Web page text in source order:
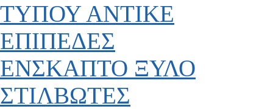
ΤΥΠΟΥ ΑΝΤΙΚΕ
ΕΠΙΠΕΔΕΣ
ΕΝΣΚΑΠΤΟ ΞΥΛΟ
ΣΤΙΛΒΩΤΕΣ